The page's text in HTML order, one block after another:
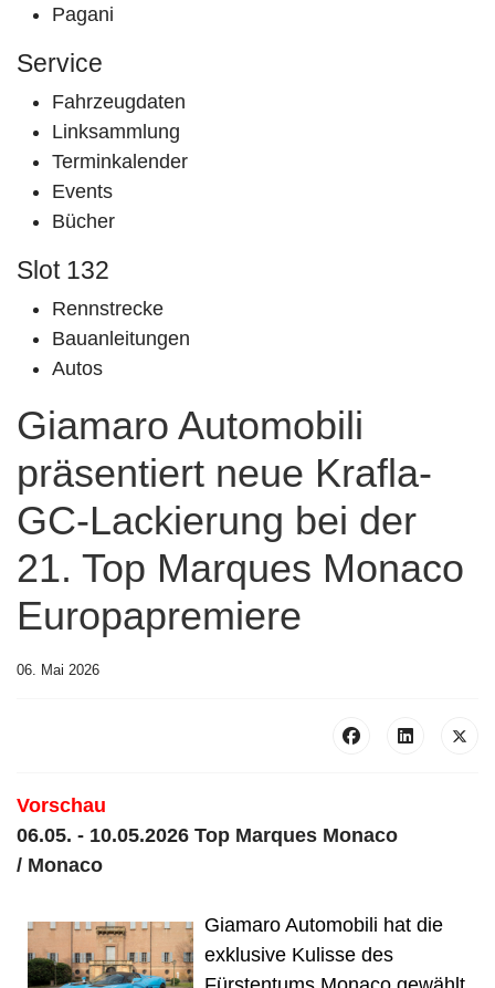
Pagani
Service
Fahrzeugdaten
Linksammlung
Terminkalender
Events
Bücher
Slot 132
Rennstrecke
Bauanleitungen
Autos
Giamaro Automobili
präsentiert neue Krafla-
GC-Lackierung bei der
21. Top Marques Monaco
Europapremiere
06. Mai 2026
Vorschau
06.05. - 10.05.2026 Top Marques Monaco
/ Monaco
Giamaro Automobili hat die
exklusive Kulisse des